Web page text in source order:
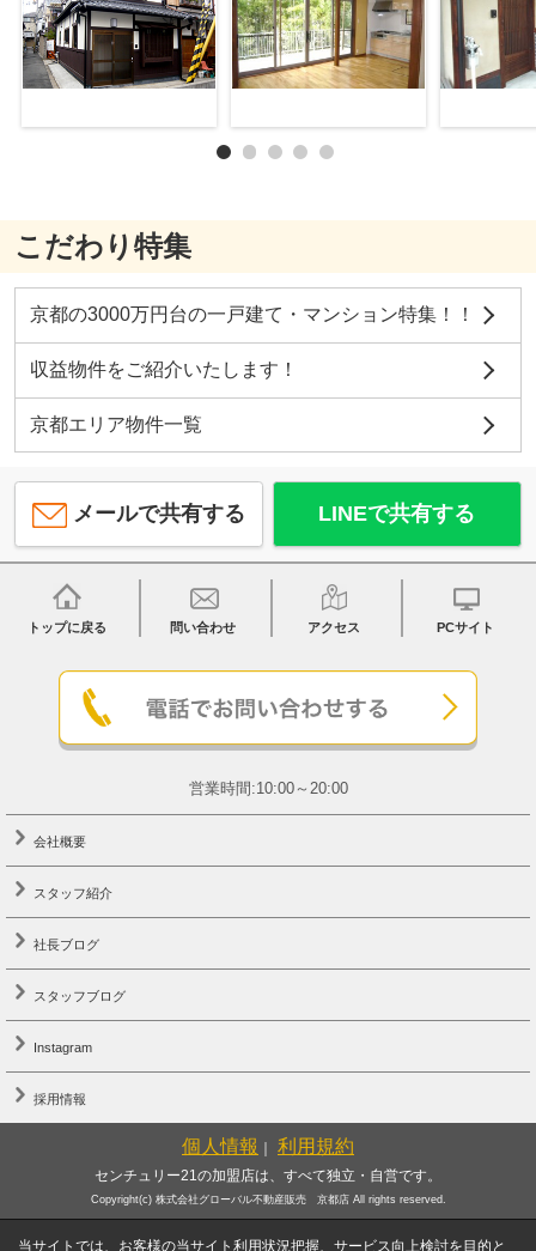
こだわり特集
京都の3000万円台の一戸建て・マンション特集！！
収益物件をご紹介いたします！
京都エリア物件一覧
メールで共有する LINEで共有する
トップに戻る 問い合わせ アクセス PCサイト
営業時間:10:00～20:00
会社概要
スタッフ紹介
社長ブログ
スタッフブログ
Instagram
採用情報
個人情報 ｜ 利用規約
センチュリー21の加盟店は、すべて独立・自営です。
Copyright(c) 株式会社グローバル不動産販売 京都店 All rights reserved.
当サイトでは、お客様の当サイト利用状況把握、サービス向上検討を目的と